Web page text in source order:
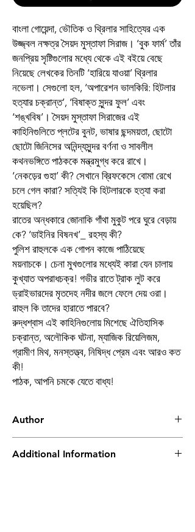
বাংলা গোয়েন্দা, ভৌতিক ও থ্রিলার সাহিত্যের এক
উজ্জ্বল নক্ষত্র সৈয়দ মুস্তাফা সিরাজ। ‘বুক ফার্ম’ তাঁর
জনপ্রিয় সৃষ্টিগুলোর মধ্যে থেকে এই বইয়ে বেছে
নিয়েছে লেখকের তিনটি ‘হারিয়ে যাওয়া’ থ্রিলার
নভেলা। সেগুলো হল, ‘অপারেশন ভালকিরি: হিটলার
হত্যার চক্রান্ত’, ‘বিষাক্ত সুন্দর ফুল’ এবং
‘শঙ্খবিষ’। সৈয়দ মুস্তাফা সিরাজের এই
কাহিনিগুলিতে প্লটের বুনট, ভাষার ছন্দময়তা, ছোটো
ছোটো জিনিসের অনিন্দ্যসুন্দর বর্ণনা ও সাবলীল
কথনভঙ্গিতে পাঠককে মন্ত্রমুগ্ধ করে রাখে।
‘নেকড়ের গুহা’ কী? সেখানে ব্রিফকেসে বোমা রেখে
চলে গেল কারা? সত্যিই কি হিটলারকে হত্যা করা
হয়েছিল?
রাতের অন্ধকারে জোনাকি গাঁথা মুকুট পরে ঘুরে বেড়ায়
কে? ‘ডাইনির বিষনখ’_ রহস্য কী?
পুলিশ রাহুলকে এক গোপন কাজে পাঠিয়েছে
ময়নাচকে। চেনা মুখগুলোর মধ্যেই কারা যেন চালায়
কুখ্যাত অপরাধচক্র! গভীর রাতে ট্রাক লুট করে
ড্রাইভারদের মৃতদেহ নদীর জলে ফেলে দেয় ওরা।
রাহুল কি তাদের হারাতে পারবে?
রুদ্ধশ্বাস এই কাহিনিগুলোয় মিশেছে ঐতিহাসিক
চক্রান্ত, অলৌকিক ঘটনা, ম্যাজিক রিয়েলিজম,
গ্রামীণ মিথ, মনস্তত্ত্ব, নিষিদ্ধ প্রেম এবং আরও কত
কী!
পাঠক, আপনি চমকে যেতে বাধ্য!
Author
Additional Information